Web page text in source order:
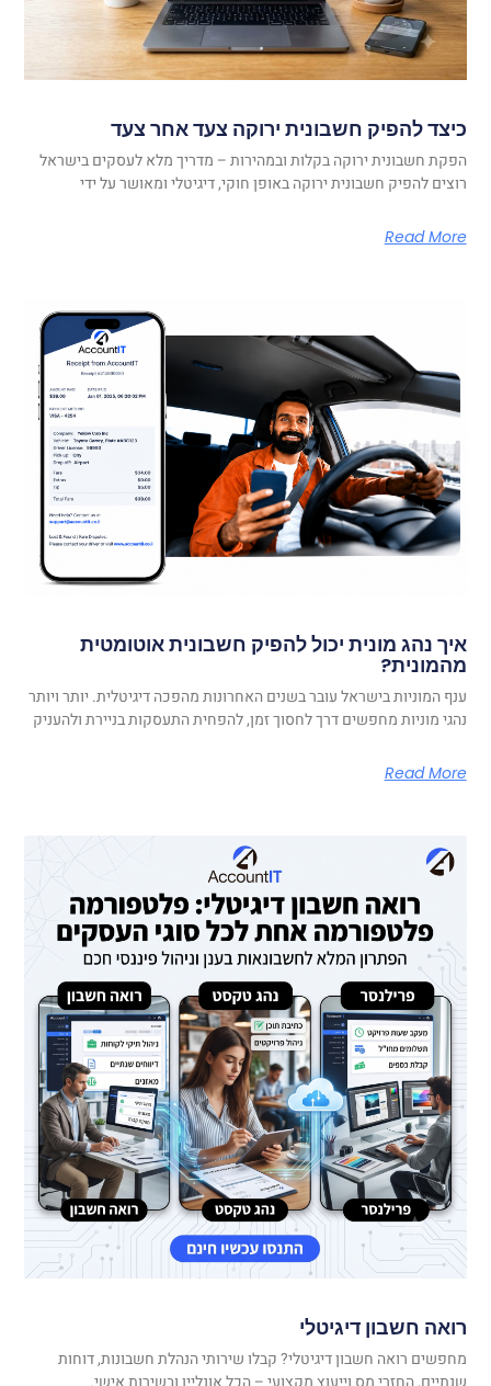
כיצד להפיק חשבונית ירוקה צעד אחר צעד
הפקת חשבונית ירוקה בקלות ובמהירות – מדריך מלא לעסקים בישראל
רוצים להפיק חשבונית ירוקה באופן חוקי, דיגיטלי ומאושר על ידי
Read More
איך נהג מונית יכול להפיק חשבונית אוטומטית
מהמונית?
ענף המוניות בישראל עובר בשנים האחרונות מהפכה דיגיטלית. יותר ויותר
נהגי מוניות מחפשים דרך לחסוך זמן, להפחית התעסקות בניירת ולהעניק
Read More
רואה חשבון דיגיטלי
מחפשים רואה חשבון דיגיטלי? קבלו שירותי הנהלת חשבונות, דוחות